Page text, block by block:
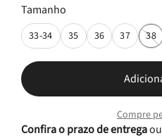
Tamanho
33-34 35 36 37 38
Compre
Confira o prazo de entregaou